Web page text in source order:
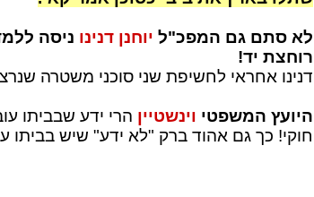
לא סתם גם המפכ"ל יוחנן דנינו ניסה
רוחצת יד!
דנינו אחראי לחשיפת שני סוכני משטרה
היועץ המשפטי וינשטיין הרי ידע שבביתו
חוקי! כך גם אהוד ברק "לא ידע" שיש בביתו